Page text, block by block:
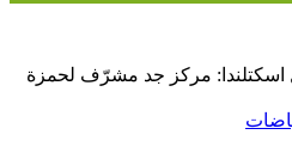
اسكتلندا: مركز جد مشرّف لحمزة